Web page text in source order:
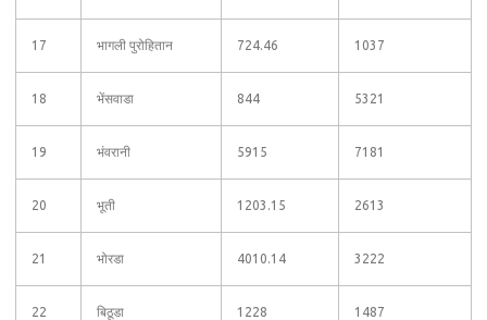
17 भागली पुरोहितान 724.46 1037
18 भेंसवाडा 844 5321
19 भंवरानी 5915 7181
20 भूती 1203.15 2613
21 भोरडा 4010.14 3222
22 बिठूडा 1228 1487